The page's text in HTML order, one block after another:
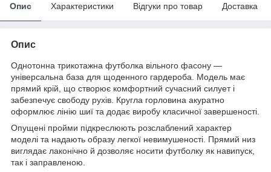
Опис Характеристики Відгуки про товар Доставка
Опис
Однотонна трикотажна футболка вільного фасону —
універсальна база для щоденного гардероба. Модель має
прямий крій, що створює комфортний сучасний силует і
забезпечує свободу рухів. Кругла горловина акуратно
оформлює лінію шиї та додає виробу класичної завершеності.
Опущені пройми підкреслюють розслаблений характер
моделі та надають образу легкої невимушеності. Прямий низ
виглядає лаконічно й дозволяє носити футболку як навипуск,
так і заправленою.